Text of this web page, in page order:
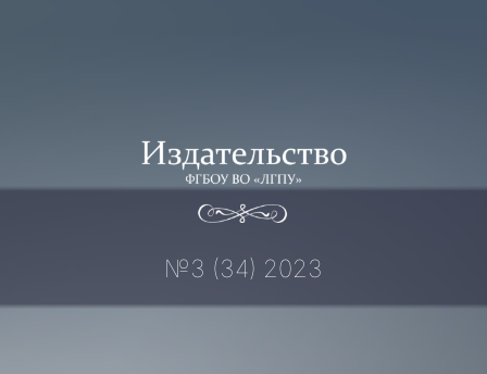
№3 (34) 2023